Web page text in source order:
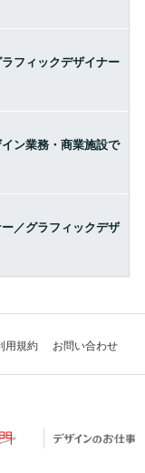
フィックデザイナー
ン業務・商業施設で
／グラフィックデザ
用規約 お問い合わせ